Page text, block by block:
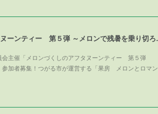
企画委員会主催
主催「メロンづくしのアフタヌーンティー 第５弾
加者募集！つがる市が運営する「果房 メロンとロマン